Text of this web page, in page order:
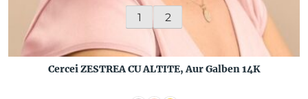
1 2
Cercei ZESTREA CU ALTITE, Aur Galben 14K